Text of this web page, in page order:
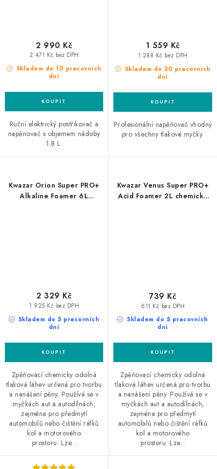
Skladem do 10 pracovních
dní
2 471 Kč bez DPH
2 990 Kč
Ruční elektrický postřikovač a
napěnovač s objemem nádoby
1.8 L.
Skladem do 20 pracovních
dní
1 288 Kč bez DPH
1 559 Kč
Profesionální napěňovač vhodný
pro všechny tlakové myčky.
Kwazar Orion Super PRO+
Alkaline Foamer 6L
Skladem do 5 pracovních
dní
1 925 Kč bez DPH
2 329 Kč
Zpěňovací chemicky odolná
tlaková láhev určená pro tvorbu
a nanášení pěny. Používá se v
myčkách aut a autodílnách,
zejména pro předmytí
automobilů nebo čištění ráfků
kol a motorového
prostoru. Lze...
Kwazar Venus Super PRO+
Acid Foamer 2L chemicky
Skladem do 5 pracovních
dní
611 Kč bez DPH
739 Kč
Zpěňovací chemicky odolná
tlaková láhev určená pro tvorbu
a nanášení pěny. Používá se v
myčkách aut a autodílnách,
zejména pro předmytí
automobilů nebo čištění ráfků
kol a motorového
prostoru. Lze...